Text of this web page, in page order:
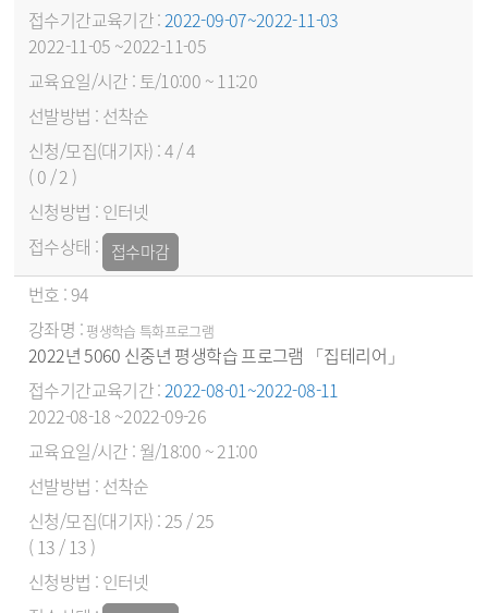
2022-09-07~2022-11-03
2022-11-05 ~2022-11-05
토/10:00 ~ 11:20
선착순
4 / 4
( 0 / 2 )
인터넷
접수마감
94
평생학습 특화프로그램
2022년 5060 신중년 평생학습 프로그램 「집테리어」
2022-08-01~2022-08-11
2022-08-18 ~2022-09-26
월/18:00 ~ 21:00
선착순
25 / 25
( 13 / 13 )
인터넷